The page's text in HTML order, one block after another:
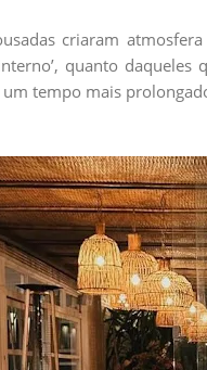
criaram
quanto
tempo mais